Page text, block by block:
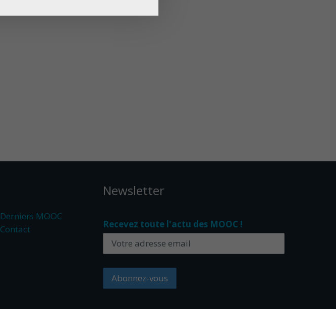
Derniers MOOC
Contact
Newsletter
Recevez toute l'actu des MOOC !